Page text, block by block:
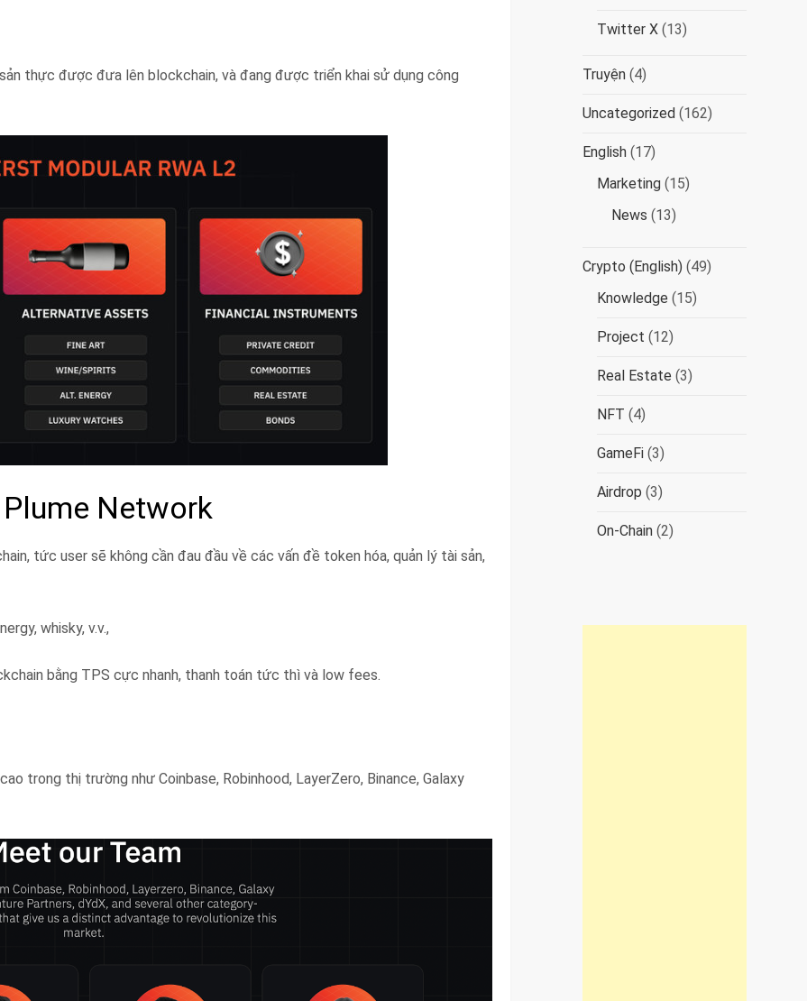
thực được đưa lên blockchain, và đang được triển khai sử dụng công
Network
tức user sẽ không cần đau đầu về các vấn đề token hóa, quản lý tài sản,
whisky, v.v.,
bằng TPS cực nhanh, thanh toán tức thì và low fees.
trong thị trường như Coinbase, Robinhood, LayerZero, Binance, Galaxy
Twitter X (13)
Truyện (4)
Uncategorized (162)
English (17)
Marketing (15)
News (13)
Crypto (English) (49)
Knowledge (15)
Project (12)
Real Estate (3)
NFT (4)
GameFi (3)
Airdrop (3)
On-Chain (2)